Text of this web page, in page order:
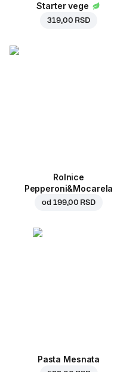
Starter vege
319,00 RSD
Rolnice
Pepperoni&Mocarela
od 199,00 RSD
Pasta Mesnata